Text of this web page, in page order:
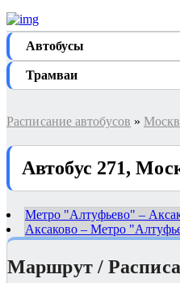
Автобуcы
Трамваи
Расписание автобусов »
Автобус 271,
Метро "Алтуфьево" –
Аксаково – Метро
Маршрут /